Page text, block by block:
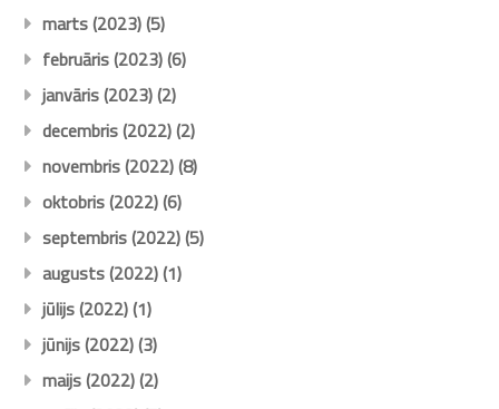
marts (2023)(5)
februāris (2023)(6)
janvāris (2023)(2)
decembris (2022)(2)
novembris (2022)(8)
oktobris (2022)(6)
septembris (2022)(5)
augusts (2022)(1)
jūlijs (2022)(1)
jūnijs (2022)(3)
maijs (2022)(2)